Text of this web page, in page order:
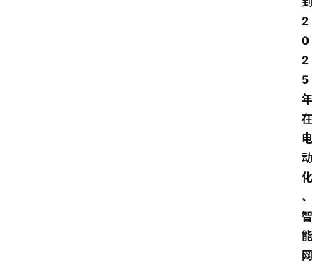
2
0
2
5
年
在
电
动
化
、
智
能
网